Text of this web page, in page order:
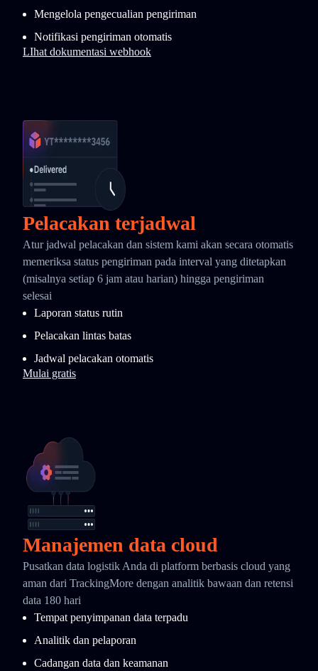
Mengelola pengecualian pengiriman
Notifikasi pengiriman otomatis
LIhat dokumentasi webhook
Pelacakan terjadwal
Atur jadwal pelacakan dan sistem kami akan secara otomatis
memeriksa status pengiriman pada interval yang ditetapkan
(misalnya setiap 6 jam atau harian) hingga pengiriman
selesai
Laporan status rutin
Pelacakan lintas batas
Jadwal pelacakan otomatis
Mulai gratis
Manajemen data cloud
Pusatkan data logistik Anda di platform berbasis cloud yang
aman dari TrackingMore dengan analitik bawaan dan retensi
data 180 hari
Tempat penyimpanan data terpadu
Analitik dan pelaporan
Cadangan data dan keamanan